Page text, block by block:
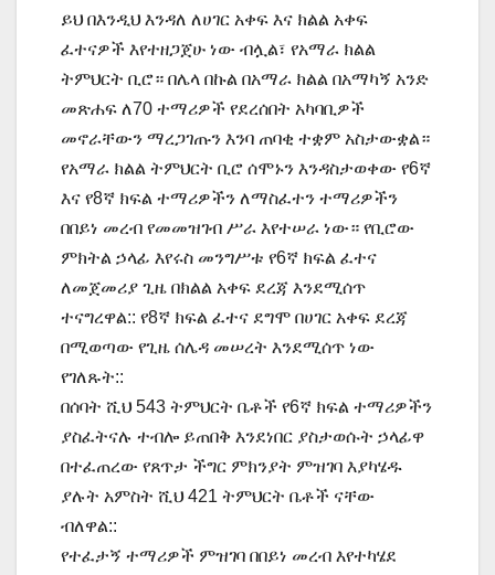
ይህ በእንዲህ እንዳለ ለሀገር አቀፍ እና ክልል አቀፍ
ፈተናዎች እየተዘጋጀሁ ነው ብሏል፣ የአማራ ክልል
ትምህርት ቢሮ። በሌላ በኩል በአማራ ክልል በአማካኝ አንድ
መጽሐፍ ለ70 ተማሪዎች የደረሰበት አካባቢዎች
መኖራቸውን ማረጋገጡን እንባ ጠባቂ ተቋም አስታውቋል።
የአማራ ክልል ትምህርት ቢሮ ሰሞኑን እንዳስታወቀው የ6ኛ
እና የ8ኛ ክፍል ተማሪዎችን ለማስፈተን ተማሪዎችን
በበይነ መረብ የመመዝገብ ሥራ እየተሠራ ነው። የቢሮው
ምክትል ኃላፊ እየሩስ መንግሥቱ የ6ኛ ክፍል ፈተና
ለመጀመሪያ ጊዜ በክልል አቀፍ ደረጃ እንደሚሰጥ
ተናግረዋል:: የ8ኛ ክፍል ፈተና ደግሞ በሀገር አቀፍ ደረጃ
በሚወጣው የጊዜ ሰሌዳ መሠረት እንደሚሰጥ ነው
የገለጹት::
በሰባት ሺህ 543 ትምህርት ቤቶች የ6ኛ ክፍል ተማሪዎችን
ያስፈትናሉ ተብሎ ይጠበቅ እንደነበር ያስታወሱት ኃላፊዋ
በተፈጠረው የጸጥታ ችግር ምክንያት ምዝገባ እያካሄዱ
ያሉት አምስት ሺህ 421 ትምህርት ቤቶች ናቸው
ብለዋል::
የተፈታኝ ተማሪዎች ምዝገባ በበይነ መረብ እየተካሄደ